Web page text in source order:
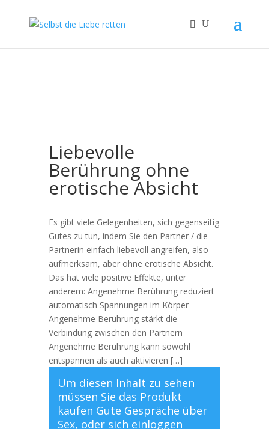
Liebevolle
Berührung ohne
erotische Absicht
Es gibt viele Gelegenheiten, sich gegenseitig
Gutes zu tun, indem Sie den Partner / die
Partnerin einfach liebevoll angreifen, also
aufmerksam, aber ohne erotische Absicht.
Das hat viele positive Effekte, unter
anderem: Angenehme Berührung reduziert
automatisch Spannungen im Körper
Angenehme Berührung stärkt die
Verbindung zwischen den Partnern
Angenehme Berührung kann sowohl
entspannen als auch aktivieren […]
Um diesen Inhalt zu sehen
müssen Sie das Produkt
kaufen Gute Gespräche über
Sex, oder sich einloggen